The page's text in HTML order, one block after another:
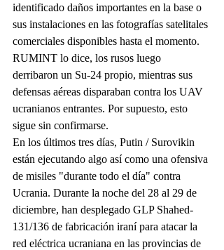
identificado daños importantes en la base o
sus instalaciones en las fotografías satelitales
comerciales disponibles hasta el momento.
RUMINT lo dice, los rusos luego
derribaron un Su-24 propio, mientras sus
defensas aéreas disparaban contra los UAV
ucranianos entrantes. Por supuesto, esto
sigue sin confirmarse.
En los últimos tres días, Putin / Surovikin
están ejecutando algo así como una ofensiva
de misiles "durante todo el día" contra
Ucrania. Durante la noche del 28 al 29 de
diciembre, han desplegado GLP Shahed-
131/136 de fabricación iraní para atacar la
red eléctrica ucraniana en las provincias de